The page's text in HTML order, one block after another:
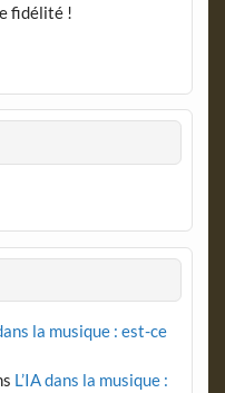
fidélité !
la musique : est-ce
L’IA dans la musique :